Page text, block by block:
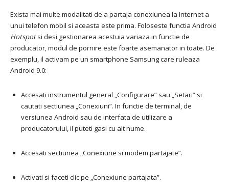
Exista mai multe modalitati de a partaja conexiunea la Internet a
unui telefon mobil si aceasta este prima. Foloseste functia Android
Hotspotsi desi gestionarea acestuia variaza in functie de
producator, modul de pornire este foarte asemanator in toate. De
exemplu, il activam pe un smartphone Samsung care ruleaza
Android 9.0:
Accesati instrumentul general „Configurare” sau „Setari” si
cautati sectiunea „Conexiuni”. In functie de terminal, de
versiunea Android sau de interfata de utilizare a
producatorului, il puteti gasi cu alt nume.
Accesati sectiunea „Conexiune si modem partajate”.
Activati si faceti clic pe „Conexiune partajata”.